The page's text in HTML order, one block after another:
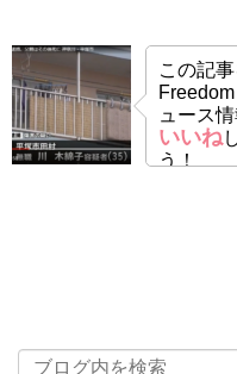
この記
ュース情
いいね
う！